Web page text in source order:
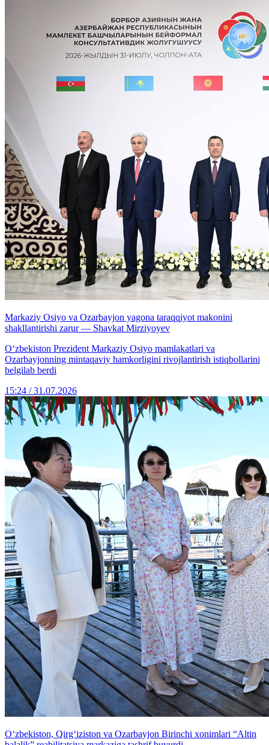
Markaziy Osiyo va Ozarbayjon yagona taraqqiyot makonini
shakllantirishi zarur — Shavkat Mirziyoyev
Oʻzbekiston Prezident Markaziy Osiyo mamlakatlari va
Ozarbayjonning mintaqaviy hamkorligini rivojlantirish istiqbollarini
belgilab berdi
15:24 / 31.07.2026
O‘zbekiston, Qirg‘iziston va Ozarbayjon Birinchi xonimlari “Altin